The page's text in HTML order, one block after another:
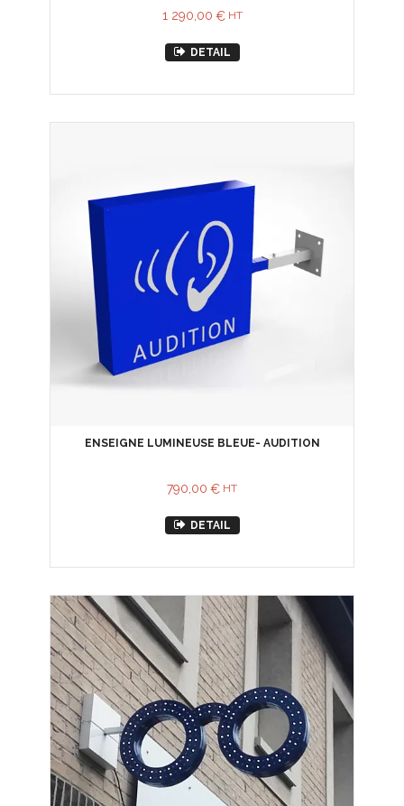
1 290,00 € HT
DETAIL
ENSEIGNE LUMINEUSE BLEUE- AUDITION
790,00 € HT
DETAIL